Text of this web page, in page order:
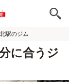
駅のジム
に合うジ